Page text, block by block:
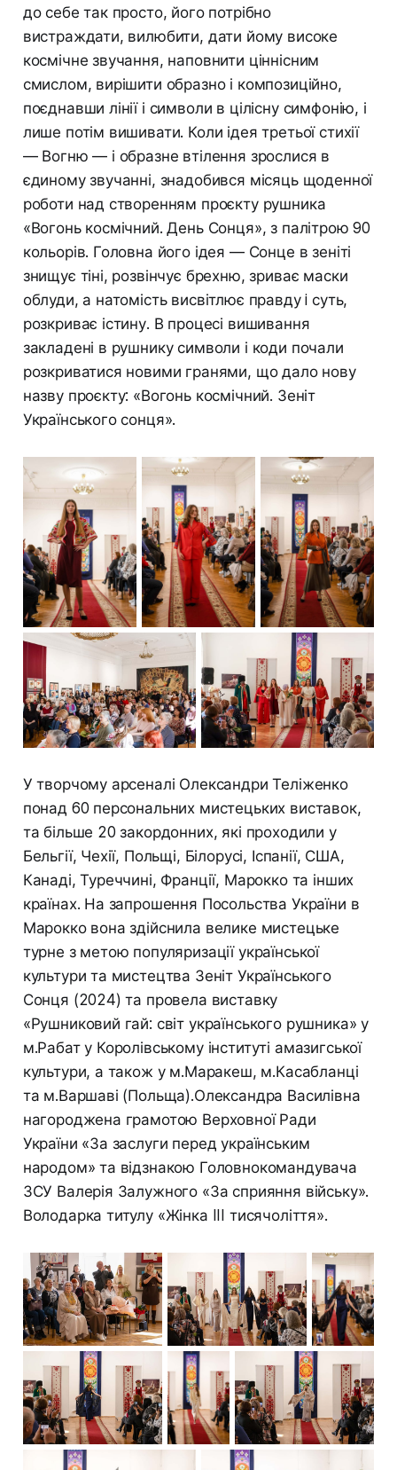
до себе так просто, його потрібно
вистраждати, вилюбити, дати йому високе
космічне звучання, наповнити ціннісним
смислом, вирішити образно і композиційно,
поєднавши лінії і символи в цілісну симфонію, і
лише потім вишивати. Коли ідея третьої стихії
— Вогню — і образне втілення зрослися в
єдиному звучанні, знадобився місяць щоденної
роботи над створенням проєкту рушника
«Вогонь космічний. День Сонця», з палітрою 90
кольорів. Головна його ідея — Сонце в зеніті
знищує тіні, розвінчує брехню, зриває маски
облуди, а натомість висвітлює правду i суть,
розкриває істину. В процесі вишивання
закладені в рушнику символи і коди почали
розкриватися новими гранями, що дало нову
назву проєкту: «Вогонь космічний. Зеніт
Українського сонця».
У творчому арсеналі Олександри Теліженко
понад 60 персональних мистецьких виставок,
та більше 20 закордонних, які проходили у
Бельгії, Чехії, Польщі, Білорусі, Іспанії, США,
Канаді, Туреччині, Франції, Марокко та інших
країнах. На запрошення Посольства України в
Марокко вона здійснила велике мистецьке
турне з метою популяризації української
культури та мистецтва Зеніт Українського
Сонця (2024) та провела виставку
«Рушниковий гай: світ українського рушника» у
м.Рабат у Королівському інституті амазигської
культури, а також у м.Маракеш, м.Касабланці
та м.Варшаві (Польща).Олександра Василівна
нагороджена грамотою Верховної Ради
України «За заслуги перед українським
народом» та відзнакою Головнокомандувача
ЗСУ Валерія Залужного «За сприяння війську».
Володарка титулу «Жінка III тисячоліття».